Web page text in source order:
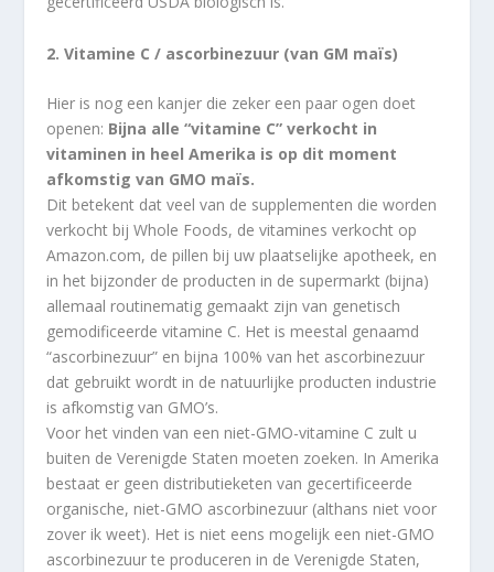
2. Vitamine C / ascorbinezuur (van GM maïs)
Hier is nog een kanjer die zeker een paar ogen doet
openen: Bijna alle “vitamine C” verkocht in
vitaminen in heel Amerika is op dit moment
afkomstig van GMO maïs.
Dit betekent dat veel van de supplementen die worden
verkocht bij Whole Foods, de vitamines verkocht op
Amazon.com, de pillen bij uw plaatselijke apotheek, en
in het bijzonder de producten in de supermarkt (bijna)
allemaal routinematig gemaakt zijn van genetisch
gemodificeerde vitamine C. Het is meestal genaamd
“ascorbinezuur” en bijna 100% van het ascorbinezuur
dat gebruikt wordt in de natuurlijke producten industrie
is afkomstig van GMO’s.
Voor het vinden van een niet-GMO-vitamine C zult u
buiten de Verenigde Staten moeten zoeken. In Amerika
bestaat er geen distributieketen van gecertificeerde
organische, niet-GMO ascorbinezuur (althans niet voor
zover ik weet). Het is niet eens mogelijk een niet-GMO
ascorbinezuur te produceren in de Verenigde Staten,